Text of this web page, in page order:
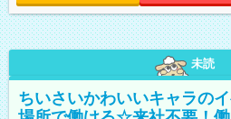
未読
ちいさいかわいいキャラの